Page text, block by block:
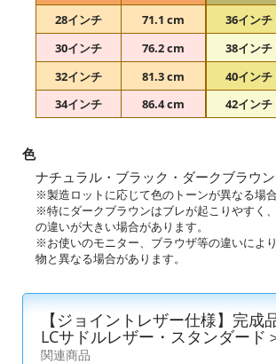
28インチ
71.1 cm
30インチ
76.2 cm
32インチ
81.3 cm
34インチ
86.4 cm
36インチ
38インチ
40インチ
42インチ
色
ナチュラル・ブラック・ダークブラウン
※製造ロットに応じて色のトーンが異なる場合
※特にダークブラウンはブレが起こりやすく
の違いが大きい場合があります。
※お使いのモニター、ブラウザ等の違いによ
物と異なる場合があります。
【ジョイントレザー仕様】完成
LCサドルレザー・スタンダード
関連商品